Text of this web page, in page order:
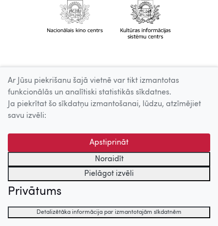
Ar Jūsu piekrišanu šajā vietnē var tikt izmantotas
funkcionālās un analītiski statistikās sīkdatnes.
Ja piekrītat šo sīkdatņu izmantošanai, lūdzu, atzīmējiet
savu izvēli:
Apstiprināt
Noraidīt
Pielāgot izvēli
Privātums
Detalizētāka informācija par izmantotajām sīkdatnēm